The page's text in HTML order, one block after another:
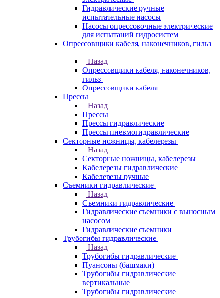
Гидравлические ручные
испытательные насосы
Насосы опрессовочные электрические
для испытаний гидросистем
Опрессовщики кабеля, наконечников, гильз
Назад
Опрессовщики кабеля, наконечников,
гильз
Опрессовщики кабеля
Прессы
Назад
Прессы
Прессы гидравлические
Прессы пневмогидравлические
Секторные ножницы, кабелерезы
Назад
Секторные ножницы, кабелерезы
Кабелерезы гидравлические
Кабелерезы ручные
Съемники гидравлические
Назад
Съемники гидравлические
Гидравлические cъемники с выносным
насосом
Гидравлические съемники
Трубогибы гидравлические
Назад
Трубогибы гидравлические
Пуансоны (башмаки)
Трубогибы гидравлические
вертикальные
Трубогибы гидравлические